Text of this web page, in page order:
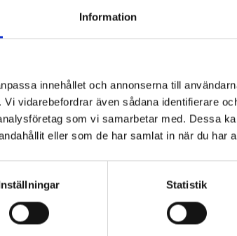
Information
innehållet och annonserna till
vidarebefordrar även sådana identifierare
som vi samarbetar med. Dessa
eller som de har samlat in när du har
Statistik